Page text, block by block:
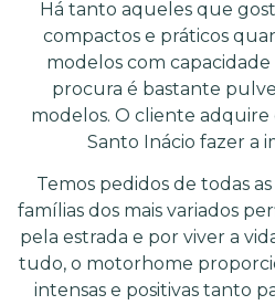
Há tanto aqueles que
compactos e práticos
modelos com capacidade
procura é bastante
modelos. O cliente adquire
Santo Inácio fazer a
Temos pedidos de todas
famílias dos mais variados
pela estrada e por viver a
tudo, o motorhome
intensas e positivas tanto